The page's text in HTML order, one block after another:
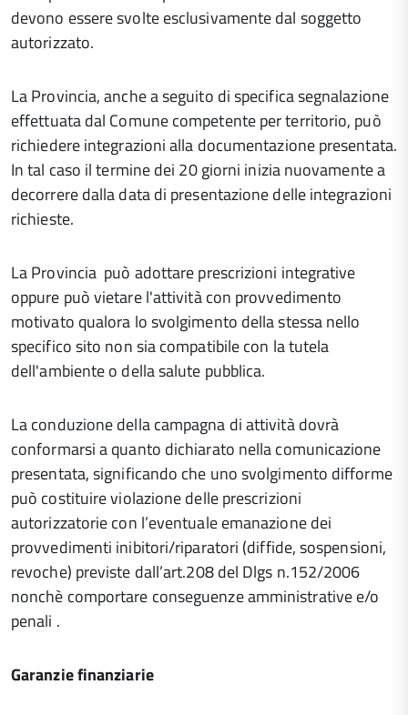
devono essere svolte esclusivamente dal soggetto
autorizzato.
La Provincia, anche a seguito di specifica segnalazione
effettuata dal Comune competente per territorio, può
richiedere integrazioni alla documentazione presentata.
In tal caso il termine dei 20 giorni inizia nuovamente a
decorrere dalla data di presentazione delle integrazioni
richieste.
La Provincia può adottare prescrizioni integrative
oppure può vietare l'attività con provvedimento
motivato qualora lo svolgimento della stessa nello
specifico sito non sia compatibile con la tutela
dell'ambiente o della salute pubblica.
La conduzione della campagna di attività dovrà
conformarsi a quanto dichiarato nella comunicazione
presentata, significando che uno svolgimento difforme
può costituire violazione delle prescrizioni
autorizzatorie con l’eventuale emanazione dei
provvedimenti inibitori/riparatori (diffide, sospensioni,
revoche) previste dall’art.208 del Dlgs n.152/2006
nonchè comportare conseguenze amministrative e/o
penali .
Garanzie finanziarie